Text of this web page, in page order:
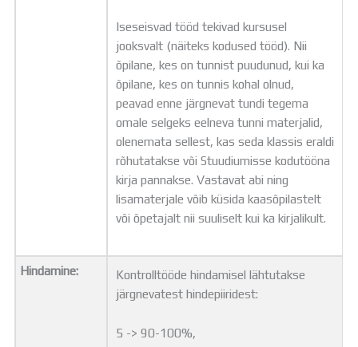
Iseseisvad tööd tekivad kursusel
jooksvalt (näiteks kodused tööd). Nii
õpilane, kes on tunnist puudunud, kui ka
õpilane, kes on tunnis kohal olnud,
peavad enne järgnevat tundi tegema
omale selgeks eelneva tunni materjalid,
olenemata sellest, kas seda klassis eraldi
rõhutatakse või Stuudiumisse kodutööna
kirja pannakse. Vastavat abi ning
lisamaterjale võib küsida kaasõpilastelt
või õpetajalt nii suuliselt kui ka kirjalikult.
Hindamine:
Kontrolltööde hindamisel lähtutakse
järgnevatest hindepiiridest:
5 -> 90-100%,